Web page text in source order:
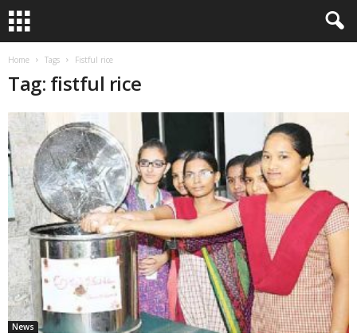
Home Tags Fistful rice
Tag: fistful rice
News